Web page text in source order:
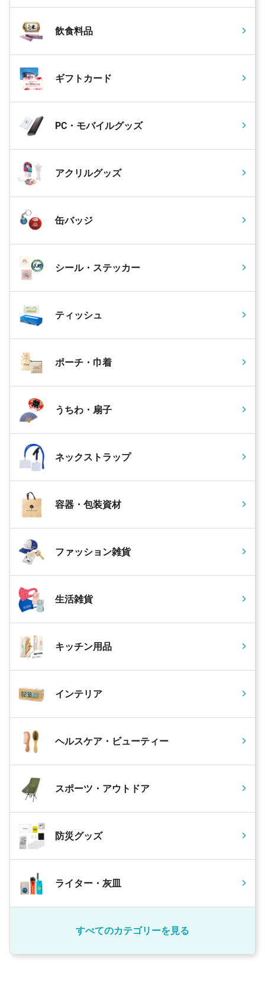
飲食料品
ギフトカード
PC・モバイルグッズ
アクリルグッズ
缶バッジ
シール・ステッカー
ティッシュ
ポーチ・巾着
うちわ・扇子
ネックストラップ
容器・包装資材
ファッション雑貨
生活雑貨
キッチン用品
インテリア
ヘルスケア・ビューティー
スポーツ・アウトドア
防災グッズ
ライター・灰皿
すべてのカテゴリーを見る